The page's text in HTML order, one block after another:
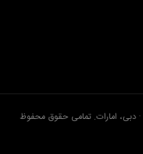
· دبی، امارات. تمامی حقوق محفوظ